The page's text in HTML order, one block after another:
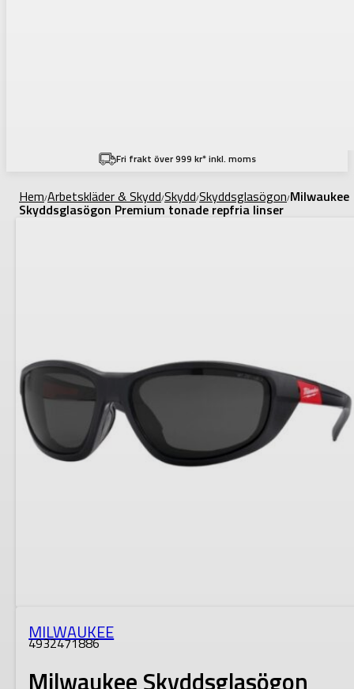
Fri frakt över 999 kr* inkl. moms
Hem/Arbetskläder & Skydd/Skydd/Skyddsglasögon/Milwaukee
Skyddsglasögon Premium tonade repfria linser
MILWAUKEE
4932471886